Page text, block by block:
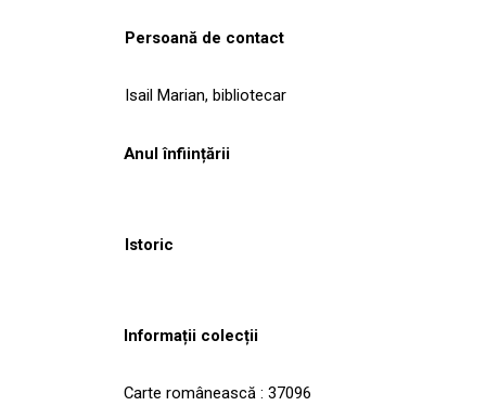
Persoană de contact
Isail Marian, bibliotecar
Anul înființării
Istoric
Informații colecții
Carte românească : 37096